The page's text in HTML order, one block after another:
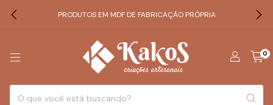
PRODUTOS EM MDF DE FABRICAÇÃO PRÓPRIA
0